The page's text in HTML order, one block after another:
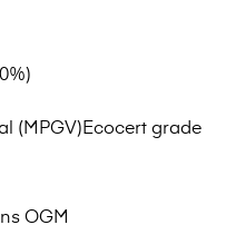
(MPGV)Ecocert grade
OGM